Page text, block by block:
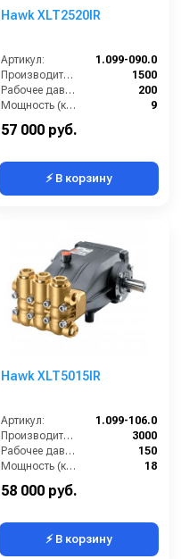
Hawk XLT2520IR
Артикул:
1.099-090.0
Производительность (л/ч):
1500
Рабочее давление (бар):
200
Мощность (кВт):
9
57 000 руб.
⚡ В корзину
Hawk XLT5015IR
Артикул:
1.099-106.0
Производительность (л/ч):
3000
Рабочее давление (бар):
150
Мощность (кВт):
18
58 000 руб.
⚡ В корзину